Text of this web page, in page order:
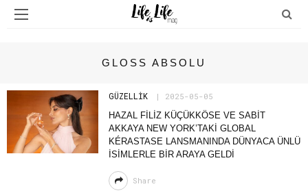
GLOSS ABSOLU
GÜZELLIK
2025-05-05
HAZAL FİLİZ KÜÇÜKKÖSE VE SABİT
AKKAYA NEW YORK’TAKİ GLOBAL
KÉRASTASE LANSMANINDA DÜNYACA ÜNLÜ
İSİMLERLE BİR ARAYA GELDİ
Share